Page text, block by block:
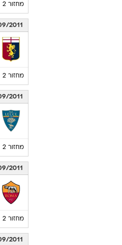
מחזור 2
2011
מחזור 2
2011
מחזור 2
2011
מחזור 2
2011